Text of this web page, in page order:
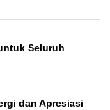
Seluruh
dan Apresiasi